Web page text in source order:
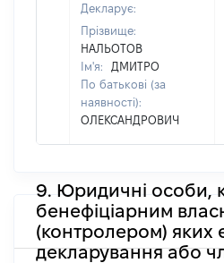
Декларує:
Прізвище:
НАЛЬОТОВ
Ім'я:
ДМИТРО
По батькові (за
наявності):
ОЛЕКСАНДРОВИЧ
9. Юридичні особи,
бенефіціарним
(контролером) яких
декларування або